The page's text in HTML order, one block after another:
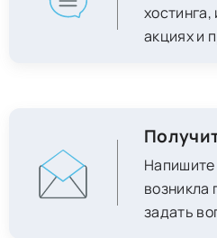
акциях и
Напишите
возникла
задать